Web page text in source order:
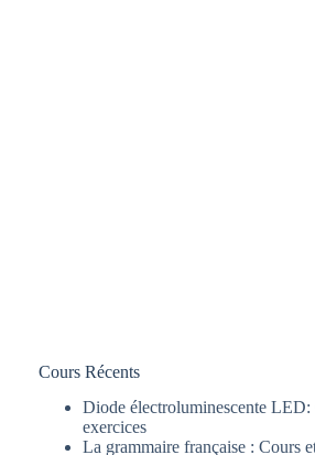
Cours Récents
Diode électroluminescente LED:
exercices
La grammaire française : Cours